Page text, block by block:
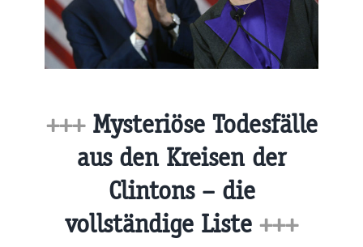
+++Mysteriöse Todesfälle
aus den Kreisen der
Clintons – die
vollständige Liste +++